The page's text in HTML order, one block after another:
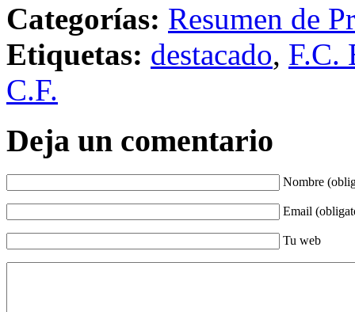
Categorías: Resumen de
Etiquetas: destacado, F.C.
C.F.
Deja un comentario
Nombre
Email
Tu web